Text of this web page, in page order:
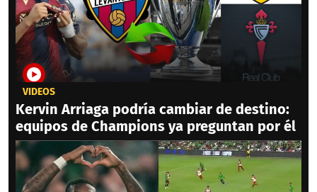
VIDEOS
Kervin Arriaga podría cambiar de destino:
equipos de Champions ya preguntan por él